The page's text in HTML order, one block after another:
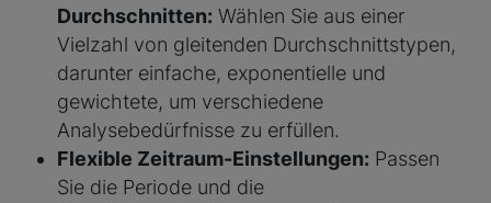
Durchschnitten: Wählen Sie aus einer
Vielzahl von gleitenden Durchschnittstypen,
darunter einfache, exponentielle und
gewichtete, um verschiedene
Analysebedürfnisse zu erfüllen.
Flexible Zeitraum-Einstellungen: Passen
Sie die Periode und die